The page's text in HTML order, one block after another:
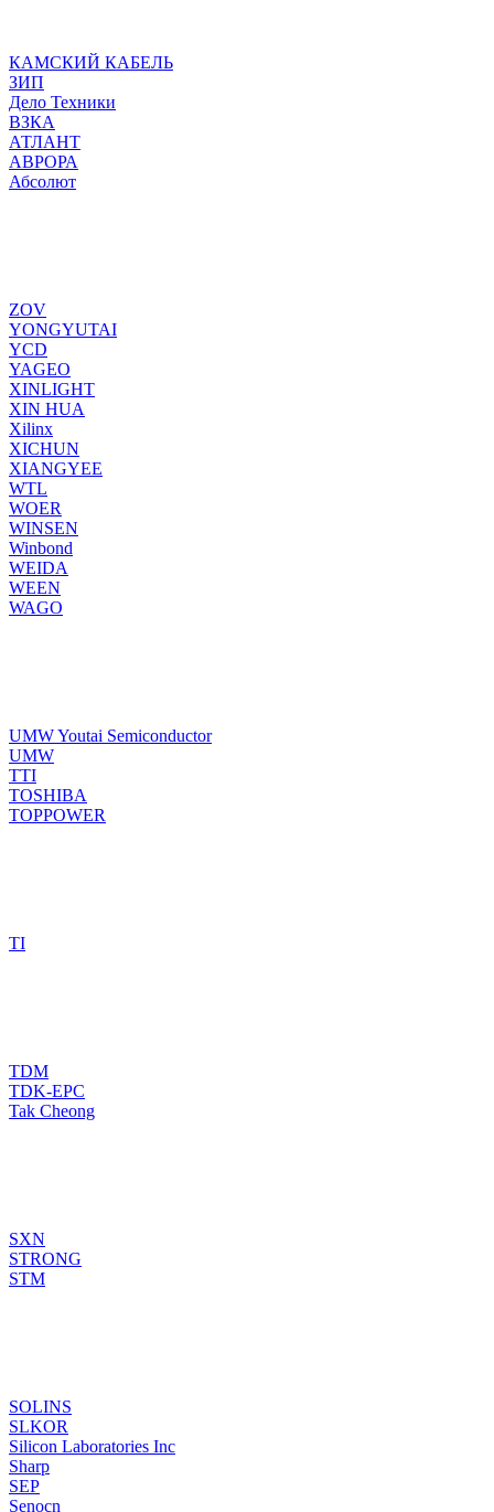
КАМСКИЙ КАБЕЛЬ
ЗИП
Дело Техники
ВЗКА
АТЛАНТ
АВРОРА
Абсолют
ZOV
YONGYUTAI
YCD
YAGEO
XINLIGHT
XIN HUA
Xilinx
XICHUN
XIANGYEE
WTL
WOER
WINSEN
Winbond
WEIDA
WEEN
WAGO
UMW Youtai Semiconductor
UMW
TTI
TOSHIBA
TOPPOWER
TI
TDM
TDK-EPC
Tak Cheong
SXN
STRONG
STM
SOLINS
SLKOR
Silicon Laboratories Inc
Sharp
SEP
Senocn